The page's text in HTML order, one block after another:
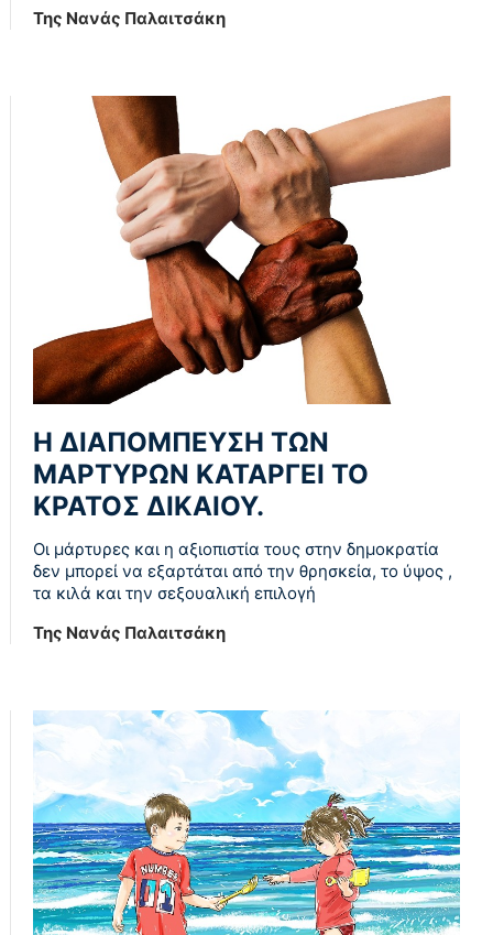
Της Νανάς Παλαιτσάκη
Η ΔΙΑΠΟΜΠΕΥΣΗ ΤΩΝ
ΜΑΡΤΥΡΩΝ ΚΑΤΑΡΓΕΙ ΤΟ
ΚΡΑΤΟΣ ΔΙΚΑΙΟΥ.
Οι μάρτυρες και η αξιοπιστία τους στην δημοκρατία
δεν μπορεί να εξαρτάται από την θρησκεία, το ύψος ,
τα κιλά και την σεξουαλική επιλογή
Της Νανάς Παλαιτσάκη